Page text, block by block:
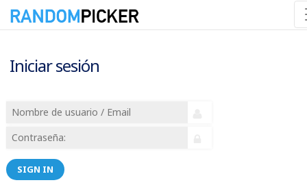
Iniciar sesión
SIGN IN